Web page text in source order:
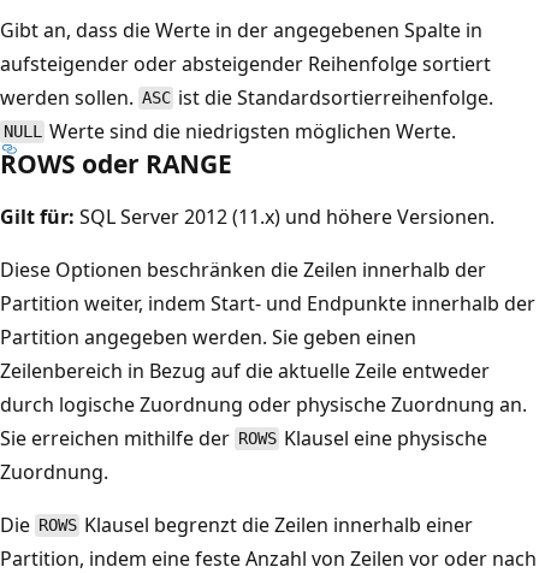
Gibt an, dass die Werte in der angegebenen Spalte in
aufsteigender oder absteigender Reihenfolge sortiert
werden sollen. ASC ist die Standardsortierreihenfolge.
NULL Werte sind die niedrigsten möglichen Werte.
ROWS oder RANGE
Gilt für: SQL Server 2012 (11.x) und höhere Versionen.
Diese Optionen beschränken die Zeilen innerhalb der
Partition weiter, indem Start- und Endpunkte innerhalb der
Partition angegeben werden. Sie geben einen
Zeilenbereich in Bezug auf die aktuelle Zeile entweder
durch logische Zuordnung oder physische Zuordnung an.
Sie erreichen mithilfe der ROWS Klausel eine physische
Zuordnung.
Die ROWS Klausel begrenzt die Zeilen innerhalb einer
Partition, indem eine feste Anzahl von Zeilen vor oder nach